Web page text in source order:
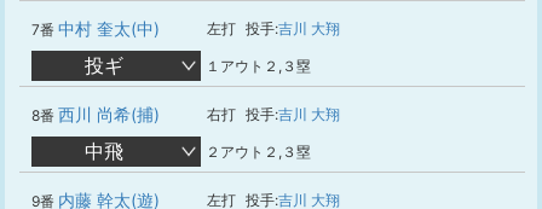
7番 中村 奎太(中) 左打 投手:吉川 大翔
投ギ １アウト２,３塁
8番 西川 尚希(捕) 右打 投手:吉川 大翔
中飛 ２アウト２,３塁
9番 内藤 幹太(遊) 左打 投手:吉川 大翔